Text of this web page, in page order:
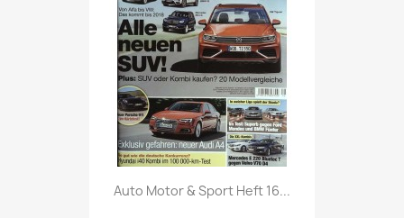
Vorschau
Auto Motor & Sport Heft 16...